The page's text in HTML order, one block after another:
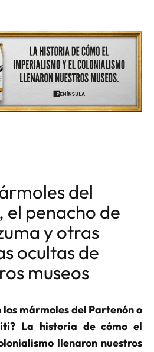
del
el penacho de
y otras
ocultas de
museos
mármoles del Partenón o
La historia de cómo el
llenaron nuestros